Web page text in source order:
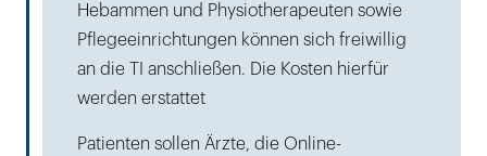
Hebammen und Physiotherapeuten sowie
Pflegeeinrichtungen können sich freiwillig
an die TI anschließen. Die Kosten hierfür
werden erstattet
Patienten sollen Ärzte, die Online-